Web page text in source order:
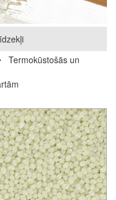
Termokūstošās un